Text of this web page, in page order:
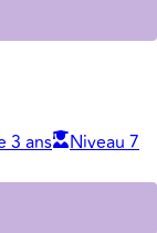
3 ans
Niveau 7